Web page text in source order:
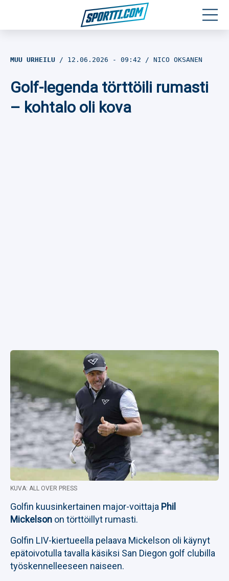
Jalkapallo
MUU URHEILU 12.06.2026 - 09:42 NICO OKSANEN
Golf-legenda törttöili rumasti
– kohtalo oli kova
KUVA: ALL OVER PRESS
Golfin kuusinkertainen major-voittaja Phil
Mickelson on törttöillyt rumasti.
Golfin LIV-kiertueella pelaava Mickelson oli käynyt
epätoivotulla tavalla käsiksi San Diegon golf clubilla
työskennelleeseen naiseen.